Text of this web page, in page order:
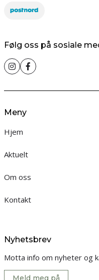
Følg oss på sosiale
Meny
Hjem
Aktuelt
Om oss
Kontakt
Nyhetsbrev
Motta info om nyheter og
Meld meg på